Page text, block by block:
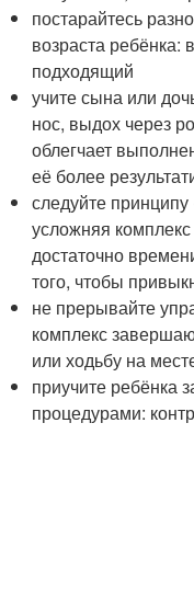
постарайтесь
возраста ребёнка:
подходящий
учите сына или
нос, выдох через
облегчает
её более
следуйте
усложняя
достаточно
того, чтобы
не прерывайте
комплекс
или ходьбу на
приучите ребёнка
процедурами: